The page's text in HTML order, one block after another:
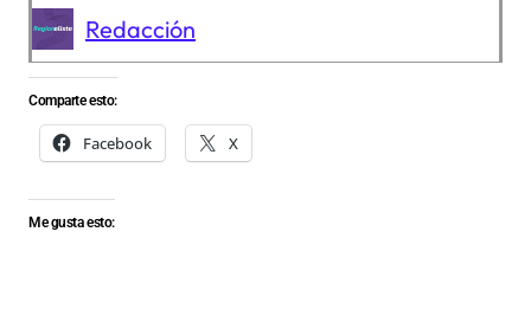
Redacción
Comparte esto:
Facebook X
Me gusta esto: